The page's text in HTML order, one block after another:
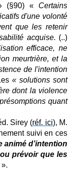
(§90) « Certains
d'une volonté
que les retenir
acquise. (..)
efficace, ne
meurtrière, et la
de l'intention
« solutions sont
dont la violence
quant
Sirey (réf. ici), M.
suivi en ces
d’intention
prévoir que les
».